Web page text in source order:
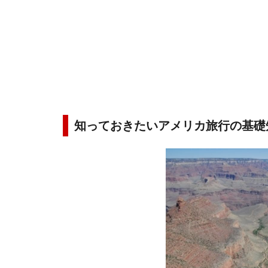
知っておきたいアメリカ旅行の基